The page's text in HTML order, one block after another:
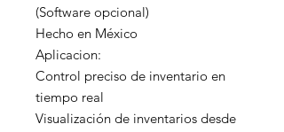
(Software opcional)
Hecho en México
Aplicacion:
Control preciso de inventario en
tiempo real
Visualización de inventarios desde